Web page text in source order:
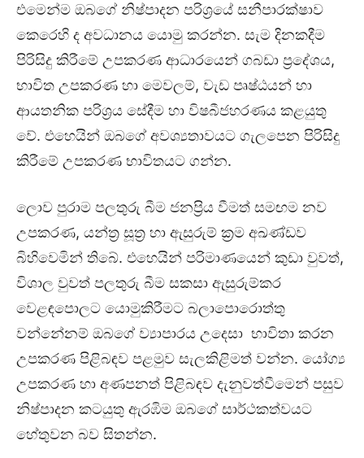
එමෙන්ම ඔබගේ නිෂ්පාදන පරිශ්‍රයේ සනීපාරක්ෂාව
කෙරෙහි ද අවධානය යොමු කරන්න. සැම දිනකදීම
පිරිසිදු කිරීමේ උපකරණ ආධාරයෙන් ගබඩා ප්‍රදේශය,
භාවිත උපකරණ හා මෙවලම්, වැඩ පෘෂ්ඨයන් හා
ආයතනික පරිශ්‍රය සේදීම හා විෂබීජහරණය කළයුතු
වේ. එහෙයින් ඔබගේ අවශ්‍යතාවයට ගැලපෙන පිරිසිදු
කිරීමේ උපකරණ භාවිතයට ගන්න.
ලොව පුරාම පලතුරු බීම ජනප්‍රිය වීමත් සමඟම නව
උපකරණ, යන්ත්‍ර සූත්‍ර හා ඇසුරුම් ක්‍රම අඛණ්ඩව
බිහිවෙමින් තිබේ. එහෙයින් පරිමාණයෙන් කුඩා වුවත්,
විශාල වුවත් පලතුරු බීම සකසා ඇසුරුම්කර
වෙළඳපොලට යොමුකිරීමට බලාපොරොත්තු
වන්නේනම් ඔබගේ ව්‍යාපාරය උදෙසා භාවිතා කරන
උපකරණ පිළිබඳව පළමුව සැලකිළිමත් වන්න. යෝග්‍ය
උපකරණ හා අණපනත් පිළිබඳව දැනුවත්වීමෙන් පසුව
නිෂ්පාදන කටයුතු ඇරඹිම ඔබගේ සාර්ථකත්වයට
හේතුවන බව සිතන්න.